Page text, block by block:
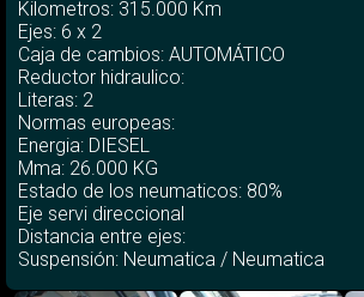
Kilometros: 315.000 Km
Ejes: 6 x 2
Caja de cambios: AUTOMÁTICO
Reductor hidraulico:
Literas: 2
Normas europeas:
Energia: DIESEL
Mma: 26.000 KG
Estado de los neumaticos: 80%
Eje servi direccional
Distancia entre ejes:
Suspensión: Neumatica / Neumatica